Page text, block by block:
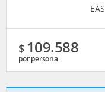
EAS
$ 109.588
por persona